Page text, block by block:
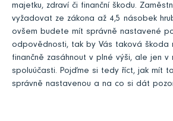
majetku, zdraví či finanční škodu.
vyžadovat ze zákona až 4,5 násobek
ovšem budete mít správně nastavené
odpovědnosti, tak by Vás taková škoda
finančně zasáhnout v plné výši, ale jen v
spoluúčasti. Pojďme si tedy říct, jak mít
správně nastavenou a na co si dát